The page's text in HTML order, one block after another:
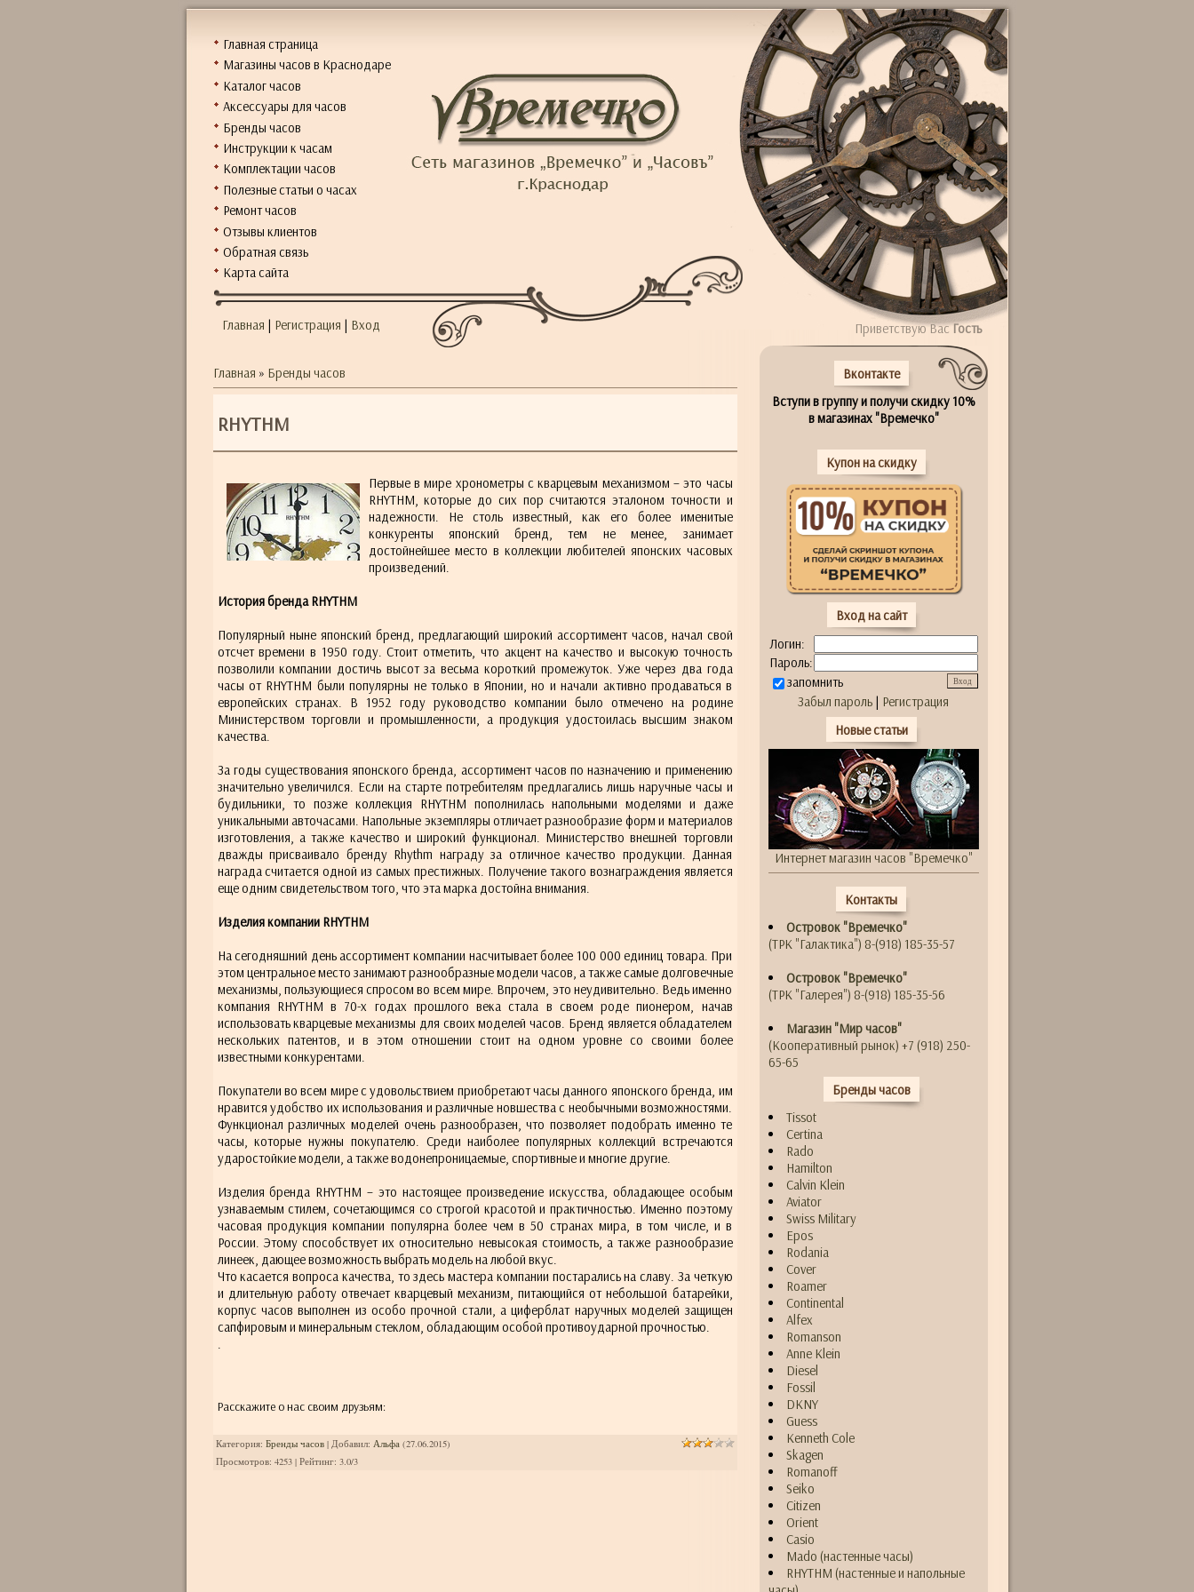
Главная страница
Магазины часов в Краснодаре
Каталог часов
Аксессуары для часов
Бренды часов
Инструкции к часам
Комплектации часов
Полезные статьи о часах
Ремонт часов
Отзывы клиентов
Обратная связь
Карта сайта
Главная | Регистрация | Вход
Главная » Бренды часов
RHYTHM
Первые в мире хронометры с кварцевым механизмом – это часы
RHYTHM, которые до сих пор считаются эталоном точности и
надежности. Не столь известный, как его более именитые
конкуренты японский бренд, тем не менее, занимает
достойнейшее место в коллекции любителей японских часовых
произведений.
История бренда RHYTHM
Популярный ныне японский бренд, предлагающий широкий ассортимент часов, начал свой
отсчет времени в 1950 году. Стоит отметить, что акцент на качество и высокую точность
позволили компании достичь высот за весьма короткий промежуток. Уже через два года
часы от RHYTHM были популярны не только в Японии, но и начали активно продаваться в
европейских странах. В 1952 году руководство компании было отмечено на родине
Министерством торговли и промышленности, а продукция удостоилась высшим знаком
качества.
За годы существования японского бренда, ассортимент часов по назначению и применению
значительно увеличился. Если на старте потребителям предлагались лишь наручные часы и
будильники, то позже коллекция RHYTHM пополнилась напольными моделями и даже
уникальными авточасами. Напольные экземпляры отличает разнообразие форм и материалов
изготовления, а также качество и широкий функционал. Министерство внешней торговли
дважды присваивало бренду Rhythm награду за отличное качество продукции. Данная
награда считается одной из самых престижных. Получение такого вознаграждения является
еще одним свидетельством того, что эта марка достойна внимания.
Изделия компании RHYTHM
На сегодняшний день ассортимент компании насчитывает более 100 000 единиц товара. При
этом центральное место занимают разнообразные модели часов, а также самые долговечные
механизмы, пользующиеся спросом во всем мире. Впрочем, это неудивительно. Ведь именно
компания RHYTHM в 70-х годах прошлого века стала в своем роде пионером, начав
использовать кварцевые механизмы для своих моделей часов. Бренд является обладателем
нескольких патентов, и в этом отношении стоит на одном уровне со своими более
известными конкурентами.
Покупатели во всем мире с удовольствием приобретают часы данного японского бренда, им
нравится удобство их использования и различные новшества с необычными возможностями.
Функционал различных моделей очень разнообразен, что позволяет подобрать именно те
часы, которые нужны покупателю. Среди наиболее популярных коллекций встречаются
ударостойкие модели, а также водонепроницаемые, спортивные и многие другие.
Изделия бренда RHYTHM – это настоящее произведение искусства, обладающее особым
узнаваемым стилем, сочетающимся со строгой красотой и практичностью. Именно поэтому
часовая продукция компании популярна более чем в 50 странах мира, в том числе, и в
России. Этому способствует их относительно невысокая стоимость, а также разнообразие
линеек, дающее возможность выбрать модель на любой вкус.
Что касается вопроса качества, то здесь мастера компании постарались на славу. За четкую
и длительную работу отвечает кварцевый механизм, питающийся от небольшой батарейки,
корпус часов выполнен из особо прочной стали, а циферблат наручных моделей защищен
сапфировым и минеральным стеклом, обладающим особой противоударной прочностью.
.
Расскажите о нас своим друзьям:
Категория: Бренды часов| Добавил: Альфа(27.06.2015)
Просмотров: 4253 | Рейтинг: 3.0/3
Приветствую ВасГость
Вконтакте
Вступи в группу и получи скидку 10%
в магазинах "Времечко"
Купон на скидку
Вход на сайт
Логин:
Пароль:
запомнить
Забыл пароль | Регистрация
Новые статьи
Интернет магазин часов "Времечко"
Контакты
Островок "Времечко"
(ТРК "Галактика") 8-(918) 185-35-57
Островок "Времечко"
(ТРК "Галерея") 8-(918) 185-35-56
Магазин "Мир часов"
(Кооперативный рынок) +7 (918) 250-
65-65
Бренды часов
Tissot
Certina
Rado
Hamilton
Calvin Klein
Aviator
Swiss Military
Epos
Rodania
Cover
Roamer
Continental
Alfex
Romanson
Anne Klein
Diesel
Fossil
DKNY
Guess
Kenneth Cole
Skagen
Romanoff
Seiko
Citizen
Orient
Casio
Mado (настенные часы)
RHYTHM (настенные и напольные